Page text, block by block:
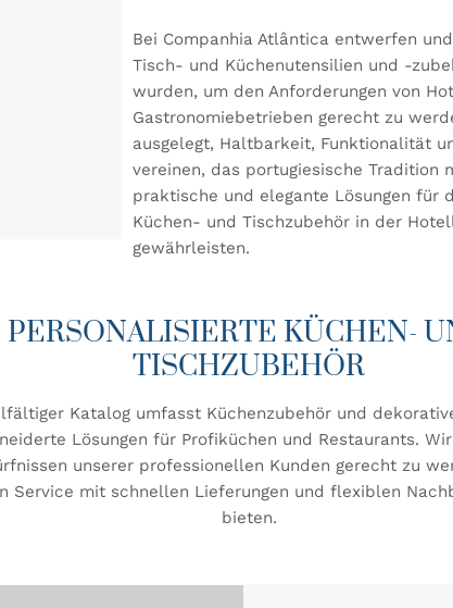
Bei Companhia Atlântica entwerfen
Tisch- und Küchenutensilien und -
wurden, um den Anforderungen von
Gastronomiebetrieben gerecht zu
ausgelegt, Haltbarkeit, Funktionalität
vereinen, das portugiesische Tradition
praktische und elegante Lösungen für
Küchen- und Tischzubehör in der
gewährleisten.
PERSONALISIERTE KÜCHEN-
TISCHZUBEHÖR
Katalog umfasst Küchenzubehör und
Lösungen für Profiküchen und Restaurants.
unserer professionellen Kunden gerecht zu
Service mit schnellen Lieferungen und flexiblen
bieten.